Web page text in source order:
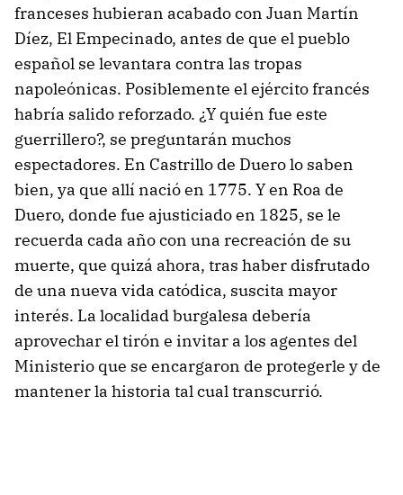
franceses hubieran acabado con Juan Martín
Díez, El Empecinado, antes de que el pueblo
español se levantara contra las tropas
napoleónicas. Posiblemente el ejército francés
habría salido reforzado. ¿Y quién fue este
guerrillero?, se preguntarán muchos
espectadores. En Castrillo de Duero lo saben
bien, ya que allí nació en 1775. Y en Roa de
Duero, donde fue ajusticiado en 1825, se le
recuerda cada año con una recreación de su
muerte, que quizá ahora, tras haber disfrutado
de una nueva vida catódica, suscita mayor
interés. La localidad burgalesa debería
aprovechar el tirón e invitar a los agentes del
Ministerio que se encargaron de protegerle y de
mantener la historia tal cual transcurrió.